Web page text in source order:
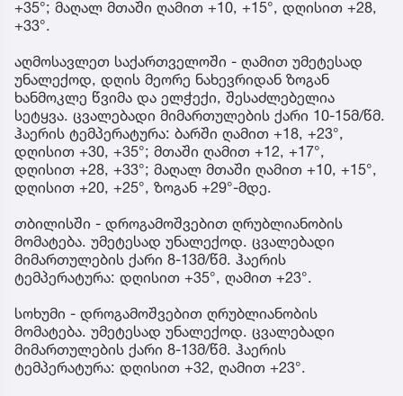
+35°; მაღალ მთაში ღამით +10, +15°, დღისით +28,
+33°.
აღმოსავლეთ საქართველოში - ღამით უმეტესად
უნალექოდ, დღის მეორე ნახევრიდან ზოგან
ხანმოკლე წვიმა და ელჭექი, შესაძლებელია
სეტყვა. ცვალებადი მიმართულების ქარი 10-15მ/წმ.
ჰაერის ტემპერატურა: ბარში ღამით +18, +23°,
დღისით +30, +35°; მთაში ღამით +12, +17°,
დღისით +28, +33°; მაღალ მთაში ღამით +10, +15°,
დღისით +20, +25°, ზოგან +29°-მდე.
თბილისში - დროგამოშვებით ღრუბლიანობის
მომატება. უმეტესად უნალექოდ. ცვალებადი
მიმართულების ქარი 8-13მ/წმ. ჰაერის
ტემპერატურა: დღისით +35°, ღამით +23°.
სოხუმი - დროგამოშვებით ღრუბლიანობის
მომატება. უმეტესად უნალექოდ. ცვალებადი
მიმართულების ქარი 8-13მ/წმ. ჰაერის
ტემპერატურა: დღისით +32, ღამით +23°.